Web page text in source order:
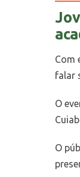
Com
falar
O
O